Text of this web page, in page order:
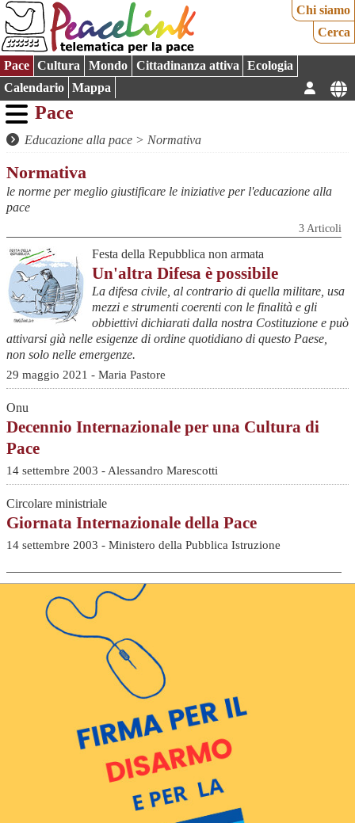
Chi siamo
Cerca
Pace Cultura Mondo Cittadinanza attiva
Ecologia
Calendario
Mappa
Pace
Educazione alla pace > Normativa
Normativa
le norme per meglio giustificare le iniziative per l'educazione alla
pace
3 Articoli
Festa della Repubblica non armata
Un'altra Difesa è possibile
La difesa civile, al contrario di quella militare, usa
mezzi e strumenti coerenti con le finalità e gli
obbiettivi dichiarati dalla nostra Costituzione e può
attivarsi già nelle esigenze di ordine quotidiano di questo Paese,
non solo nelle emergenze.
29 maggio 2021 - Maria Pastore
Onu
Decennio Internazionale per una Cultura di
Pace
14 settembre 2003 - Alessandro Marescotti
Circolare ministriale
Giornata Internazionale della Pace
14 settembre 2003 - Ministero della Pubblica Istruzione